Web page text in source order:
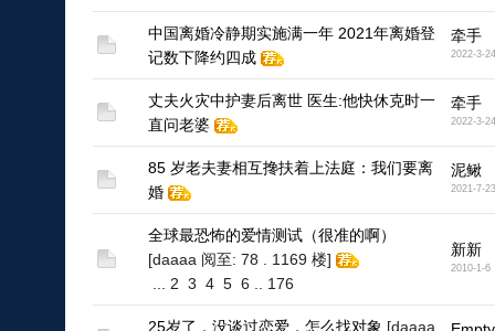
中国离婚冷静期实施满一年 2021年离婚登
记数下降约四成
牵手
2022-3-24
丈夫火灾中护妻后离世 医生:他快休克时一
直问老婆
牵手
2022-3-24
85 岁老夫妻相互搀扶着上法庭：我们要离
婚
泥鳅
2021-7-23
全球最恐怖的爱情测试（很准的啊）
[daaaa 阅至: 78 . 1169 楼]
2 3 4 5 6 176
新新
2010-1-6
25岁了，没谈过恋爱，怎么找对象 [daaaa